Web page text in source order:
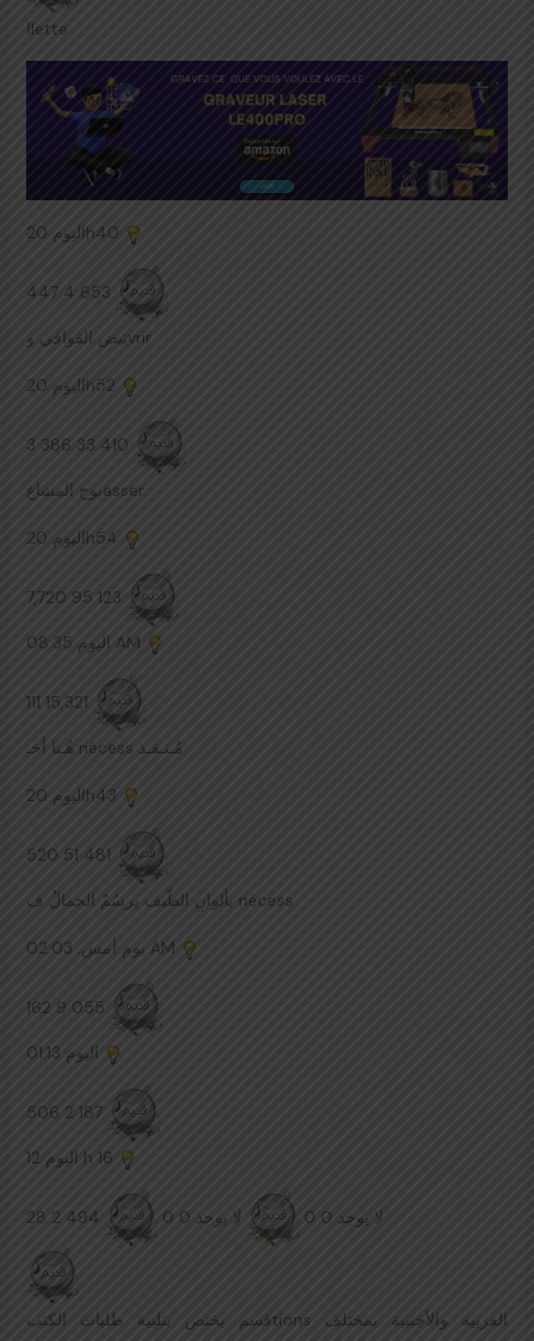
اlette
اليوم 20h40
447 4 653
نبض القوافي وvrir
اليوم 20h52
3 386 33 410
بوح المشاعasser.
اليوم 20h54
7,720 95 123
اليوم 08:35 AM
111 15,321
هُـنا أخـ nécess مُـنـقـذ
اليوم 20h43
520 51 481
بألوانِ الطّيف يرسُمُ الجمالُ ف nécess
يوم أمس. 02:03 AM
162 9 055
اليوم 01:13
506 2 187
اليوم 12 h 16
28 2 494 لا يوجد 0 0 لا يوجد 0 0
قسم يختص بتلبية طلبات الكتبtions العربية والأجنبية بمختلف